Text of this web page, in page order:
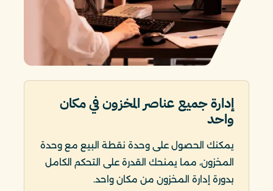
إدارة جميع عناصر المخزون في مكان
واحد
يمكنك الحصول على وحدة نقطة البيع مع وحدة
المخزون، مما يمنحك القدرة على التحكم الكامل
بدورة إدارة المخزون من مكان واحد.